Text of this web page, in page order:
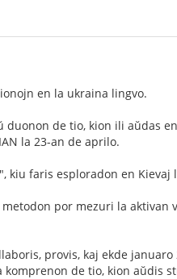
en la ukraina lingvo.
de tio, kion ili aŭdas
la 23-an de aprilo.
faris esploradon en Kievaj
por mezuri la aktivan
provis, kaj ekde
de tio, kion aŭdis